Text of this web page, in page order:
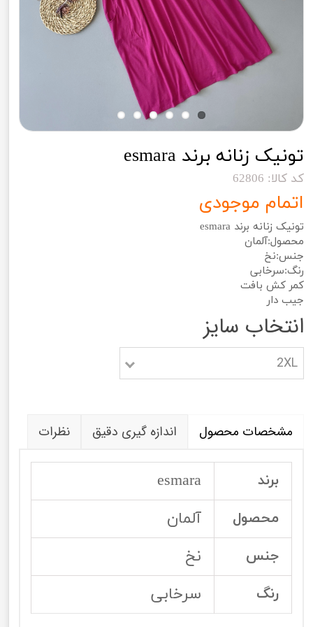
تونیک زنانه برند esmara
کد کالا: 62806
اتمام موجودی
تونیک زنانه برند esmara
محصول:آلمان
جنس:نخ
رنگ:سرخابی
کمر کش بافت
جیب دار
انتخاب سایز
2XL
مشخصات محصول اندازه گیری دقیق نظرات
برند esmara
محصول آلمان
جنس نخ
رنگ سرخابی